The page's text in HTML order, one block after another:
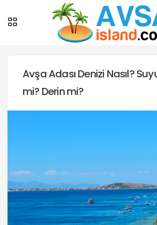
Avşa Adası Denizi Nasıl?
mi? Derin mi?